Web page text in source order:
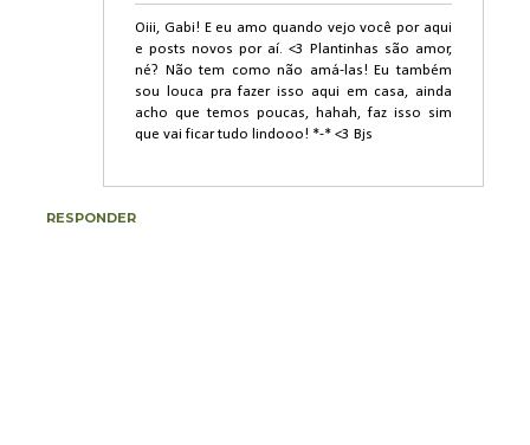
Oiii, Gabi! E eu amo quando vejo você por aqui
e posts novos por aí. <3 Plantinhas são amor,
né? Não tem como não amá-las! Eu também
sou louca pra fazer isso aqui em casa, ainda
acho que temos poucas, hahah, faz isso sim
que vai ficar tudo lindooo! *-* <3 Bjs
RESPONDER